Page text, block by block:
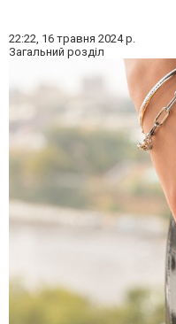
22:22, 16 травня 2024 р.
Загальний розділ